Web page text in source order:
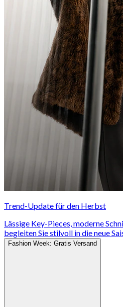
Trend-Update für den Herbst
Lässige Key-Pieces, moderne
begleiten Sie stilvoll in die neue
Fashion Week: Gratis Versand